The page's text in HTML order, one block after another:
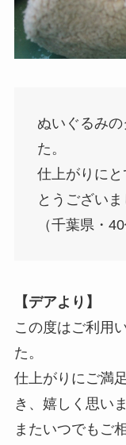
ぬいぐるみ
た。
仕上がりに
とうございま
（千葉県・
【デアより】
この度はご利用
た。
仕上がりにご満
き、嬉しく思いま
またいつでもご